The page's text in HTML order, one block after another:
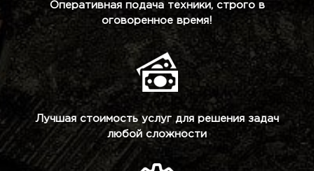
Оперативная подача техники, строго в
оговоренное время!
Лучшая стоимость услуг для решения задач
любой сложности